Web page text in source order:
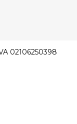
02106250398